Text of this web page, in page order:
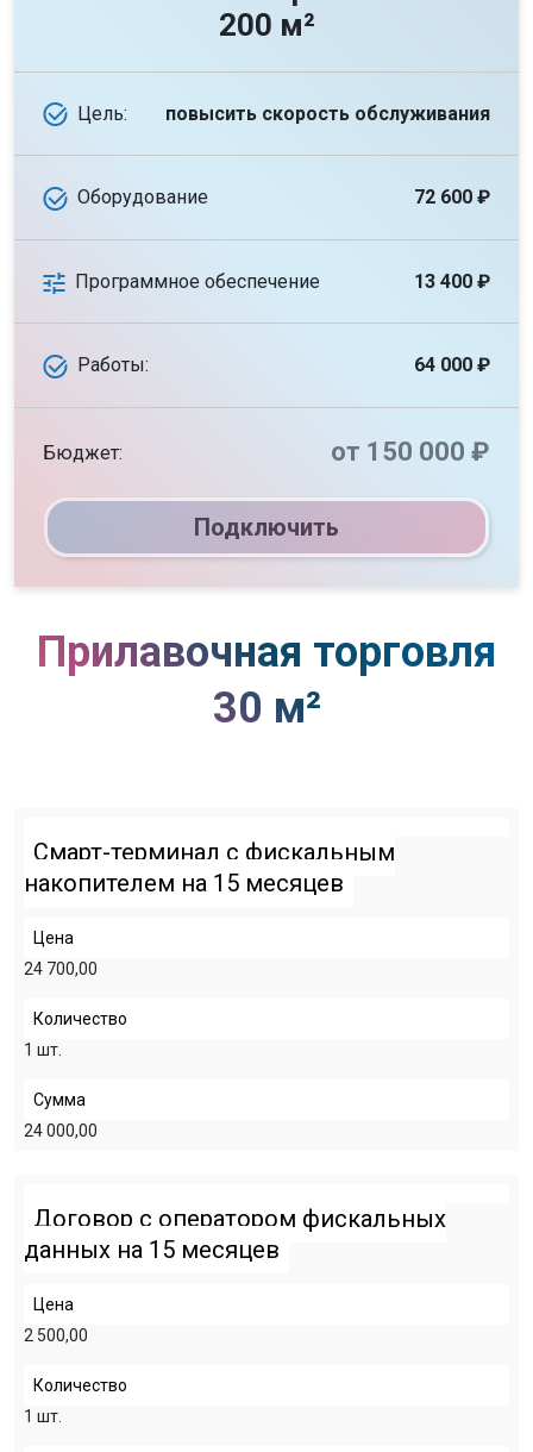
200 м²
Цель: повысить скорость обслуживания
Оборудование 72 600 ₽
Программное обеспечение 13 400 ₽
Работы: 64 000 ₽
Бюджет: от 150 000 ₽
Подключить
Прилавочная торговля
30 м²
Смарт-терминал с фискальным
накопителем на 15 месяцев
Цена
24 700,00
Количество
1 шт.
Сумма
24 000,00
Договор с оператором фискальных
данных на 15 месяцев
Цена
2 500,00
Количество
1 шт.